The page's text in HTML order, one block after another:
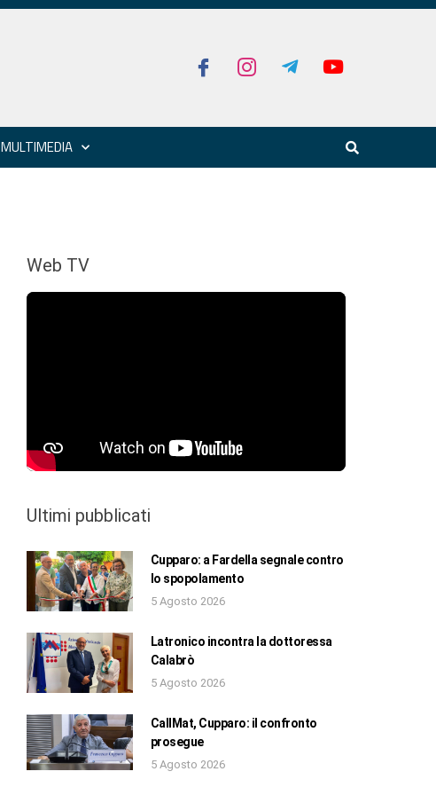
MULTIMEDIA
Web TV
Ultimi pubblicati
Cupparo: a Fardella segnale contro
lo spopolamento
5 Agosto 2026
Latronico incontra la dottoressa
Calabrò
5 Agosto 2026
CallMat, Cupparo: il confronto
prosegue
5 Agosto 2026